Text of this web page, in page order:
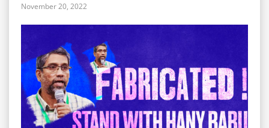
November 20, 2022